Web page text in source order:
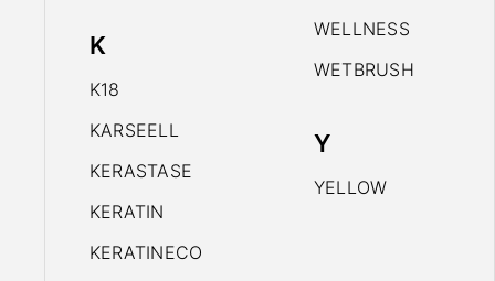
K
K18
KARSEELL
KERASTASE
KERATIN
KERATINECO
WELLNESS
WETBRUSH
Y
YELLOW